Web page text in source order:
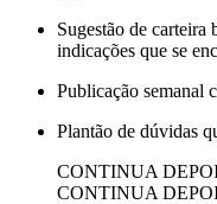
Sugestão de carteira
indicações que se
Publicação semanal
Plantão de dúvidas
CONTINUA
CONTINUA